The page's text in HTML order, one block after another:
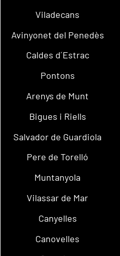
Viladecans
Avinyonet del Penedès
Caldes d´Estrac
Pontons
Arenys de Munt
Bigues i Riells
Salvador de Guardiola
Pere de Torelló
Muntanyola
Vilassar de Mar
Canyelles
Canovelles